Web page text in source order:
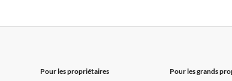
Pour les propriétaires
Pour les grands